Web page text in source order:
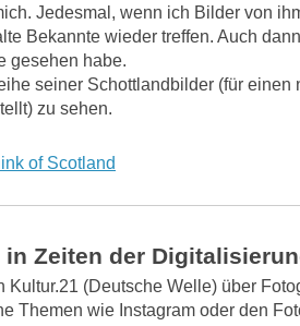
Jedesmal, wenn ich Bilder von
Bekannte wieder treffen. Auch
gesehen habe.
seiner Schottlandbilder (für einen
zu sehen.
of Scotland
in Zeiten der
Kultur.21 (Deutsche Welle) über
Themen wie Instagram oder den